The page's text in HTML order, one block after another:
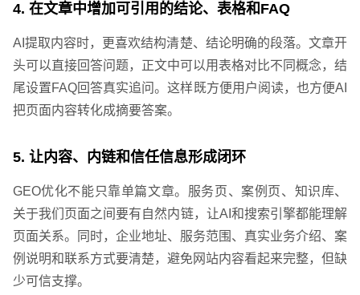
4. 在文章中增加可引用的结论、表格和FAQ
AI提取内容时，更喜欢结构清楚、结论明确的段落。文章开
头可以直接回答问题，正文中可以用表格对比不同概念，结
尾设置FAQ回答真实追问。这样既方便用户阅读，也方便AI
把页面内容转化成摘要答案。
5. 让内容、内链和信任信息形成闭环
GEO优化不能只靠单篇文章。服务页、案例页、知识库、
关于我们页面之间要有自然内链，让AI和搜索引擎都能理解
页面关系。同时，企业地址、服务范围、真实业务介绍、案
例说明和联系方式要清楚，避免网站内容看起来完整，但缺
少可信支撑。